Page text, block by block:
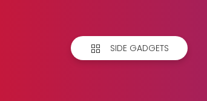
SIDE GADGETS